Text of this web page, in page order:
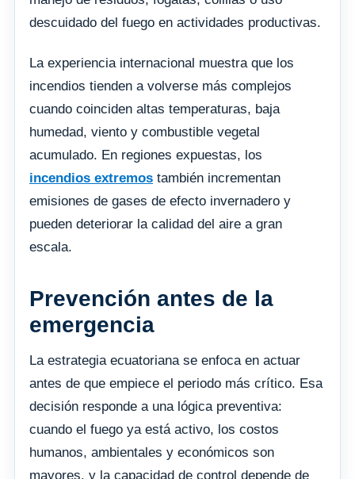
descuidado del fuego en actividades productivas.
La experiencia internacional muestra que los
incendios tienden a volverse más complejos
cuando coinciden altas temperaturas, baja
humedad, viento y combustible vegetal
acumulado. En regiones expuestas, los
incendios extremos también incrementan
emisiones de gases de efecto invernadero y
pueden deteriorar la calidad del aire a gran
escala.
Prevención antes de la
emergencia
La estrategia ecuatoriana se enfoca en actuar
antes de que empiece el periodo más crítico. Esa
decisión responde a una lógica preventiva:
cuando el fuego ya está activo, los costos
humanos, ambientales y económicos son
mayores, y la capacidad de control depende de